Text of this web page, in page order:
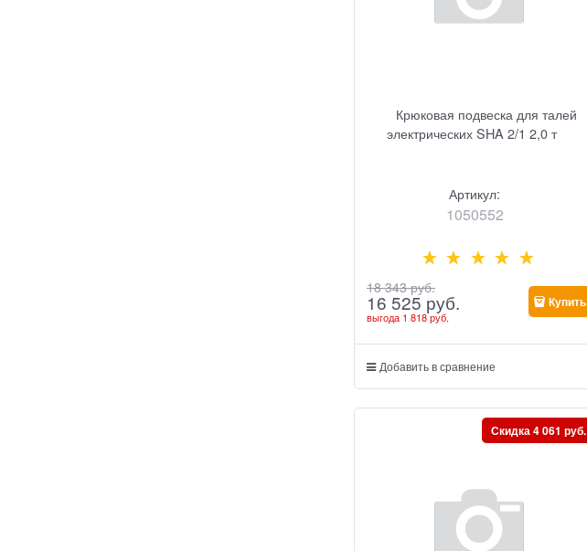
Крюковая подвеска для талей
электрических SHA 2/1 2,0 т
Артикул:
1050552
18 343 руб.
16 525 руб.
выгода 1 818 руб.
Купить
Добавить в сравнение
Скидка 4 061 руб.